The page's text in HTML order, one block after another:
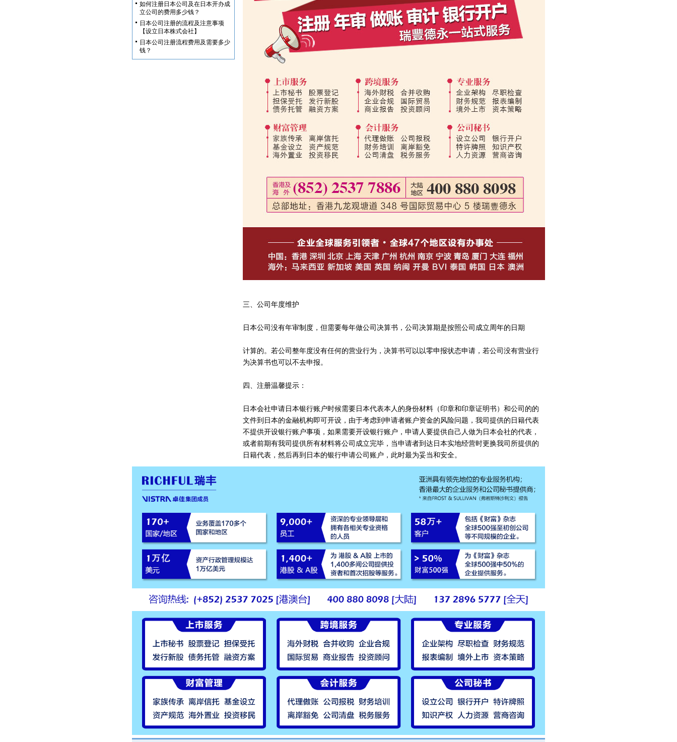
如何注册日本公司及在日本开办成
立公司的费用多少钱？
日本公司注册的流程及注意事项
【设立日本株式会社】
日本公司注册流程费用及需要多少
钱？
三、公司年度维护
日本公司没有年审制度，但需要每年做公司决算书，公司决算期是按照公司成立周年的日期
计算的。若公司整年度没有任何的营业行为，决算书可以以零申报状态申请，若公司没有营业行
为决算书也可以不去申报。
四、注册温馨提示：
日本会社申请日本银行账户时候需要日本代表本人的身份材料（印章和印章证明书）和公司的的
文件到日本的金融机构即可开设，由于考虑到申请者账户资金的风险问题，我司提供的日籍代表
不提供开设银行账户事项，如果需要开设银行账户，申请人要提供自己人做为日本会社的代表，
或者前期有我司提供所有材料将公司成立完毕，当申请者到达日本实地经营时更换我司所提供的
日籍代表，然后再到日本的银行申请公司账户，此时最为妥当和安全。